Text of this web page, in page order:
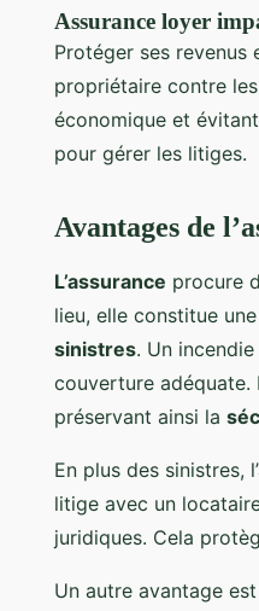
Assurance loyer
Protéger ses revenus
propriétaire contre
économique et
pour gérer les litiges.
Avantages de
L’assurance procure
lieu, elle constitue
sinistres. Un
couverture adéquate.
préservant ainsi la
En plus des sinistres,
litige avec un
juridiques. Cela
Un autre avantage